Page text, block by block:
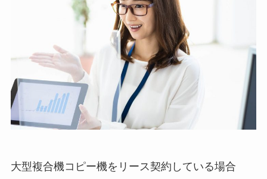
大型複合機コピー機をリース契約している場合